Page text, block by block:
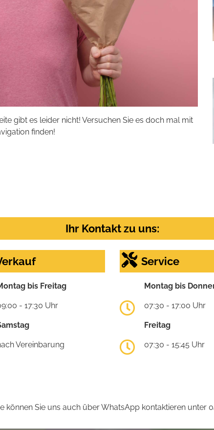
gibt es leider nicht! Versuchen Sie es doch mal mit
finden!
Ihr Kontakt zu uns:
bis Freitag
- 17:30 Uhr
Vereinbarung
Service
Montag bis
07:30 - 17:00 Uhr
Freitag
07:30 - 15:45 Uhr
können Sie uns auch über WhatsApp kontaktieren unter